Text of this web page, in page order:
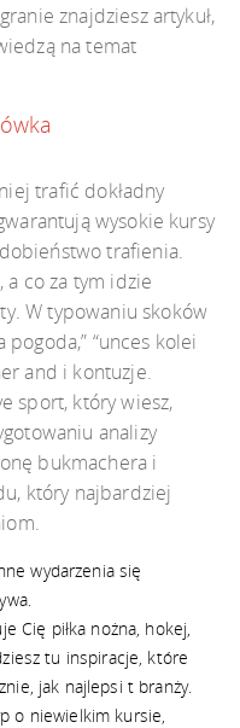
znajdziesz artykuł,
na temat
trafić dokładny
wysokie kursy
trafienia.
a co za tym idzie
W typowaniu skoków
“unces kolei
and i kontuzje.
sport, który wiesz,
analizy
bukmachera i
który najbardziej
wydarzenia się
Cię piłka nożna, hokej,
tu inspiracje, które
jak najlepsi t branży.
o niewielkim kursie,